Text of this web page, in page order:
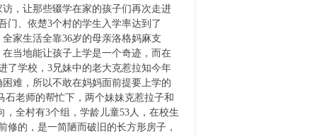
，让那些辍学在家的孩子们再次走进
、依楚3个村的学生入学率达到了
家生活全靠36岁的母亲洛格妈麻支
当地能让孩子上学是一个奇迹，而在
了学校，3兄妹中的老大克惹拉知今年
难，所以不敢在妈妈面前提要上学的
老师的帮忙下，两个妹妹克惹拉子和
全村有3个组，学龄儿童53人，在校生
修的，是一简陋而破旧的长方形房子，